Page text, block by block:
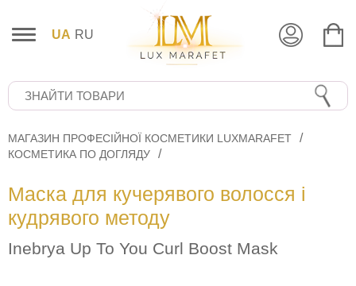
UA RU
МАГАЗИН ПРОФЕСІЙНОЇ КОСМЕТИКИ LUXMARAFET
КОСМЕТИКА ПО ДОГЛЯДУ
Маска для кучерявого волосся і
кудрявого методу
Inebrya Up To You Сurl Boost Mask